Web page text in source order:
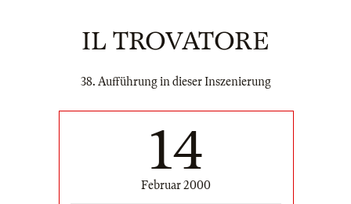
IL TROVATORE
38. Aufführung in dieser Inszenierung
14
Februar 2000